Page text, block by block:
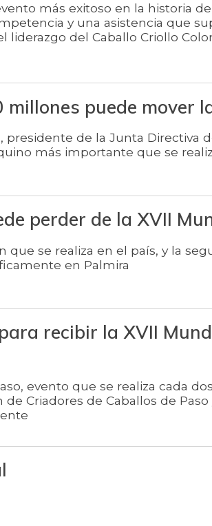
más exitoso en la historia
y una asistencia que
liderazgo del Caballo Criollo
millones puede mover
presidente de la Junta Directiva
más importante que se
perder de la XVII
que se realiza en el país, y la
en Palmira
recibir la XVII
evento que se realiza cada
de Criadores de Caballos de